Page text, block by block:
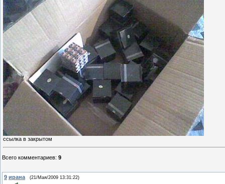
ссылка в закрытом
Всего комментариев: 9
9 ирана (21/Мая/2009 13:31:22)